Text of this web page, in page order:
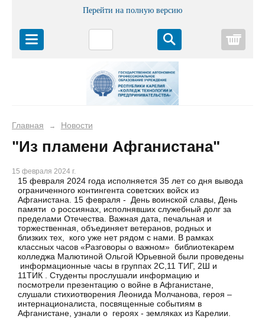
Перейти на полную версию
Главная → Новости
"Из пламени Афганистана"
15 февраля 2024 г.
15 февраля 2024 года исполняется 35 лет со дня вывода
ограниченного контингента советских войск из
Афганистана. 15 февраля - День воинской славы, День
памяти о россиянах, исполнявших служебный долг за
пределами Отечества. Важная дата, печальная и
торжественная, объединяет ветеранов, родных и
близких тех, кого уже нет рядом с нами. В рамках
классных часов «Разговоры о важном» библиотекарем
колледжа Малютиной Ольгой Юрьевной были проведены
информационные часы в группах 2С,11 ТИГ, 2Ш и
11ТИК . Студенты прослушали информацию и
посмотрели презентацию о войне в Афганистане,
слушали стихиотворения Леонида Молчанова, героя –
интернационалиста, посвященные событиям в
Афганистане, узнали о героях - земляках из Карелии.